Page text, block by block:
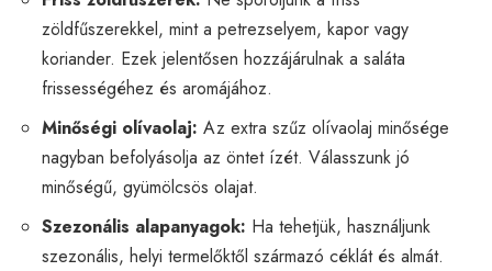
zöldfűszerekkel, mint a petrezselyem, kapor vagy
koriander. Ezek jelentősen hozzájárulnak a saláta
frissességéhez és aromájához.
Minőségi olívaolaj: Az extra szűz olívaolaj minősége
nagyban befolyásolja az öntet ízét. Válasszunk jó
minőségű, gyümölcsös olajat.
Szezonális alapanyagok: Ha tehetjük, használjunk
szezonális, helyi termelőktől származó céklát és almát.